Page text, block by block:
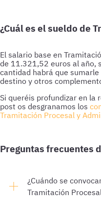
¿Cuál es el sueldo de
El salario base en
de 11.321,52 euros al año,
cantidad habrá que
destino y otros
Si queréis profundizar en la
post os desgranamos los
Tramitación Procesal y
Preguntas frecuentes
¿Cuándo se
Tramitación